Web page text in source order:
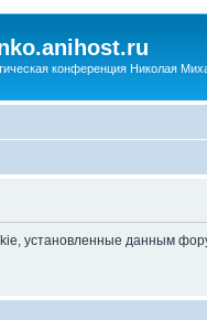
конференция Николая
установленные данным